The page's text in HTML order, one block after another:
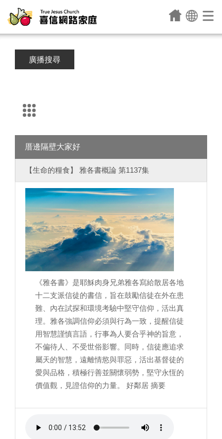
廣播搜尋
厝邊隔壁大家好
【生命的糧食】 雅各書概論 第1137集
《雅各書》是耶穌肉身兄弟雅各寫給散居各地
十二支派信徒的書信，旨在鼓勵信徒在外在患
難、內在試探和環境考驗中堅守信仰，活出真
理。雅各強調信仰必須與行為一致，提醒信徒
用智慧謹慎言語，行事為人要合乎神的旨意，
不偏待人、不受世俗影響。同時，信徒應追求
屬天的智慧，遠離情慾與罪惡，活出基督徒的
愛與品格，積極行善並關懷弱勢，堅守永恆的
價值觀，見證信仰的力量。 好鄰居 摘要